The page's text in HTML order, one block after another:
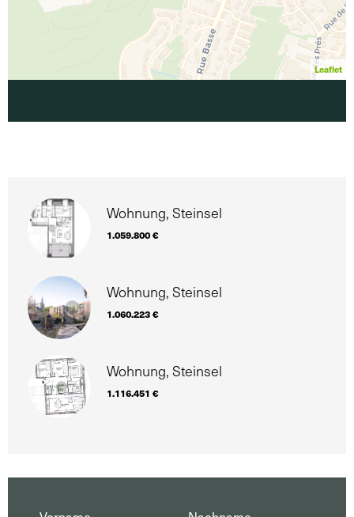
Leaflet
Wohnung, Steinsel
1.059.800 €
Wohnung, Steinsel
1.060.223 €
Wohnung, Steinsel
1.116.451 €